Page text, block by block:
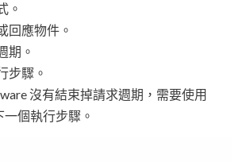
。
回應物件。
期。
步驟。
沒有結束掉請求週期，需要使用
一個執行步驟。